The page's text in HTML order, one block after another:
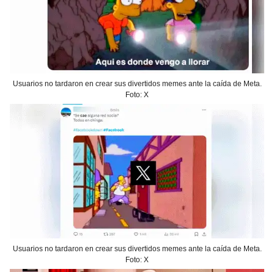
Usuarios no tardaron en crear sus divertidos memes ante la caída de Meta.
Foto: X
Usuarios no tardaron en crear sus divertidos memes ante la caída de Meta.
Foto: X